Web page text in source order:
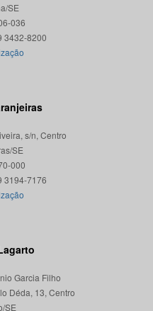
SE
036
s/n, Centro
SE
000
Garcia Filho
Déda, 13, Centro
SE